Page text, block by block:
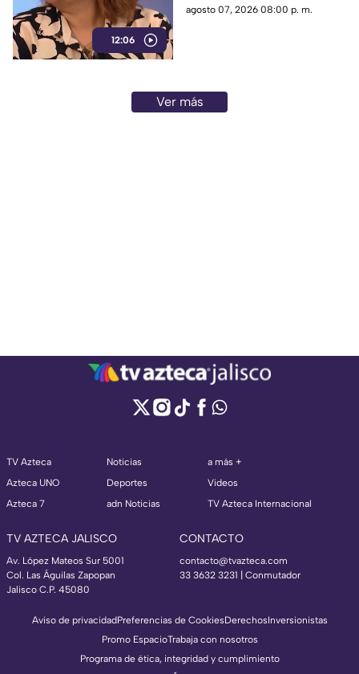
12:06
que nunca brilla tanto por
agosto 07, 2026 08:00 p. m.
Ver más
TV Azteca
Azteca UNO
Azteca 7
Noticias
Deportes
adn Noticias
a más +
Videos
TV Azteca Internacional
TV AZTECA JALISCO
Av. López Mateos Sur 5001
Col. Las Águilas Zapopan
Jalisco C.P. 45080
CONTACTO
contacto@tvazteca.com
33 3632 3231 | Conmutador
Aviso de privacidadPreferencias de CookiesDerechosInversionistas
Promo EspacioTrabaja con nosotros
Programa de ética, integridad y cumplimiento